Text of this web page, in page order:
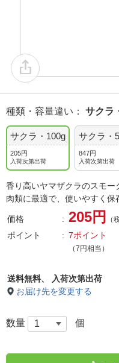
種類・容量違い ： サクラ
サクラ・100g
205円
入荷次第出荷
サクラ・
847円
入荷次第出荷
香り高いヤマザクラのスモー
肉類に最適で、使いやすく
価格 205円 （
ポイント 7ポイント
（7円相当）
送料無料、
入荷次第出荷
お届け先を変更する
数量 個